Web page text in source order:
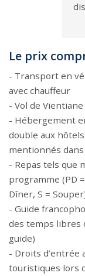
Le prix
- Transport en
avec chauffeur
- Vol de
- Hébergement
double aux
mentionnés
- Repas tels que
programme (PD
Dîner, S =
- Guide
des temps libres
guide)
- Droits d’entrée
touristiques lors